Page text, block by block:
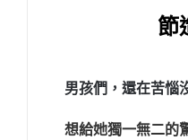
節
男孩們，還在苦惱
想給她獨一無二的